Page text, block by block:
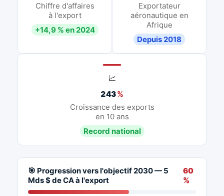
Chiffre d'affaires
à l'export
+14,9 % en 2024
Exportateur
aéronautique en
Afrique
Depuis 2018
📈
243%
Croissance des exports
en 10 ans
Record national
🎯 Progression vers l'objectif 2030 — 5
Mds $ de CA à l'export
60
%